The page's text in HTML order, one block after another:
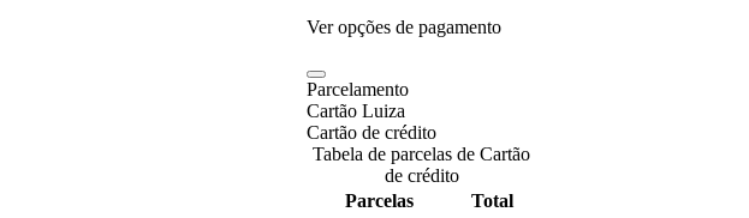
Ver opções de pagamento
Parcelamento
Cartão Luiza
Cartão de crédito
Tabela de parcelas de Cartão
de crédito
Parcelas
Total